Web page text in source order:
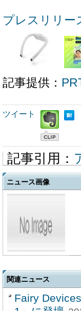
プレスリリー
記事提供：
ツイート
記事引用：
ニュース画像
関連ニュース
Fairy